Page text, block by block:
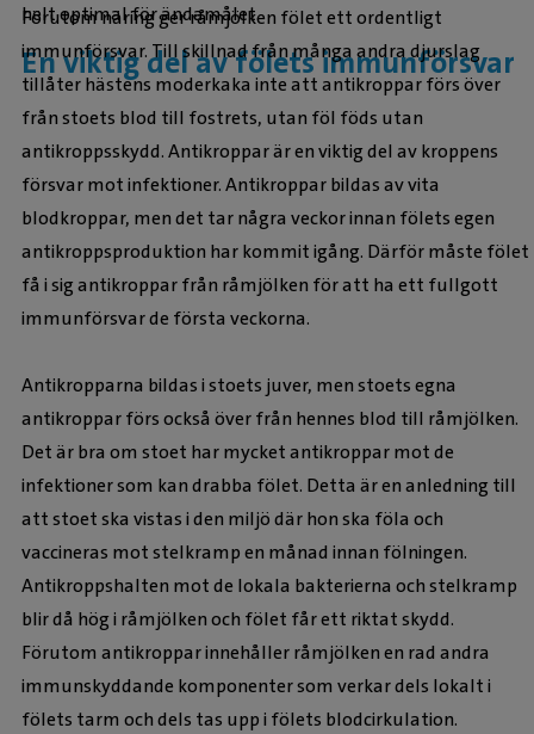
helt optimal för ändamålet.
En viktig del av fölets immunförsvar
Förutom näring ger råmjölken fölet ett ordentligt
immunförsvar. Till skillnad från många andra djurslag
tillåter hästens moderkaka inte att antikroppar förs över
från stoets blod till fostrets, utan föl föds utan
antikroppsskydd. Antikroppar är en viktig del av kroppens
försvar mot infektioner. Antikroppar bildas av vita
blodkroppar, men det tar några veckor innan fölets egen
antikroppsproduktion har kommit igång. Därför måste fölet
få i sig antikroppar från råmjölken för att ha ett fullgott
immunförsvar de första veckorna.
Antikropparna bildas i stoets juver, men stoets egna
antikroppar förs också över från hennes blod till råmjölken.
Det är bra om stoet har mycket antikroppar mot de
infektioner som kan drabba fölet. Detta är en anledning till
att stoet ska vistas i den miljö där hon ska föla och
vaccineras mot stelkramp en månad innan fölningen.
Antikroppshalten mot de lokala bakterierna och stelkramp
blir då hög i råmjölken och fölet får ett riktat skydd.
Förutom antikroppar innehåller råmjölken en rad andra
immunskyddande komponenter som verkar dels lokalt i
fölets tarm och dels tas upp i fölets blodcirkulation.